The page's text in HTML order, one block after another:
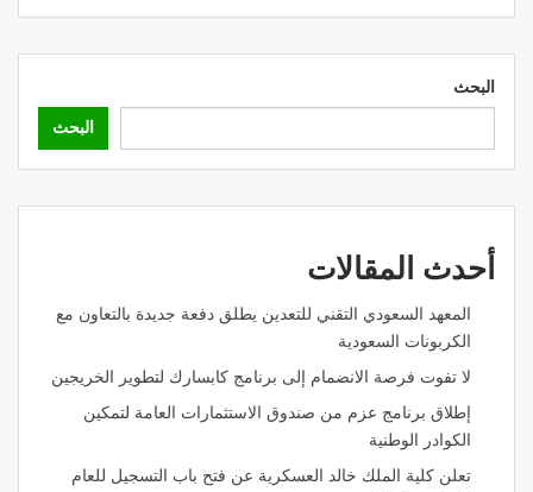
البحث
البحث
أحدث المقالات
المعهد السعودي التقني للتعدين يطلق دفعة جديدة بالتعاون مع
الكربونات السعودية
لا تفوت فرصة الانضمام إلى برنامج كابسارك لتطوير الخريجين
إطلاق برنامج عزم من صندوق الاستثمارات العامة لتمكين
الكوادر الوطنية
تعلن كلية الملك خالد العسكرية عن فتح باب التسجيل للعام